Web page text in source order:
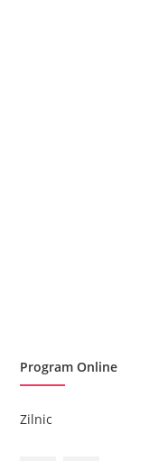
Program Online
Zilnic